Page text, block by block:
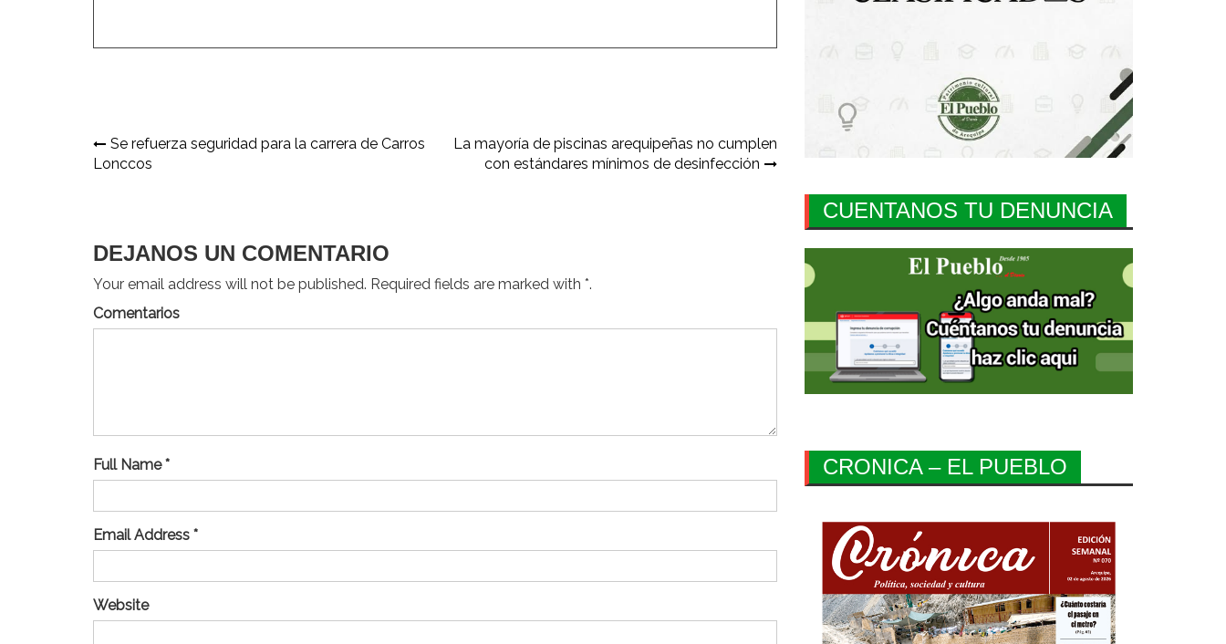
Navegación
de
Se refuerza seguridad para la carrera de Carros
Lonccos
La mayoría de piscinas arequipeñas no cumplen
con estándares mínimos de desinfección
DEJANOS UN COMENTARIO
Your email address will not be published. Required fields are marked with *.
Comentarios
Full Name *
Email Address *
Website
CUENTANOS TU DENUNCIA
CRONICA – EL PUEBLO